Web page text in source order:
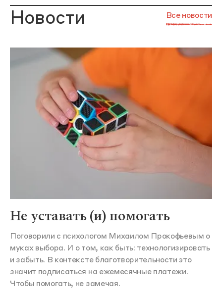
Новости Все новости
Не уставать (и) помогать
Поговорили с психологом Михаилом Прокофьевым о
муках выбора. И о том, как быть: технологизировать
и забыть. В контексте благотворительности это
значит подписаться на ежемесячные платежи.
Чтобы помогать, не замечая.